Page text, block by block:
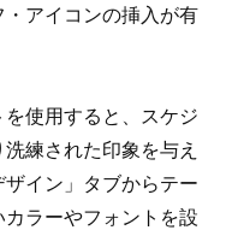
アイコンの挿入が有
使用すると、スケジ
練された印象を与え
イン」タブからテー
ラーやフォントを設